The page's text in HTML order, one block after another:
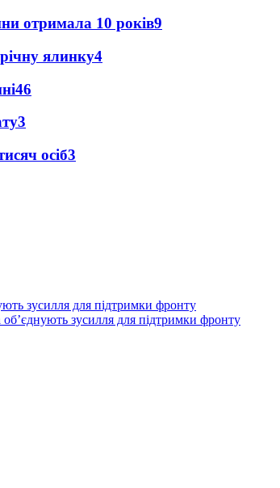
отримала 10 років9
ялинку4
46
3
осіб3
зусилля для підтримки фронту